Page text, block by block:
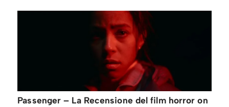
Passenger – La Recensione del film horror on